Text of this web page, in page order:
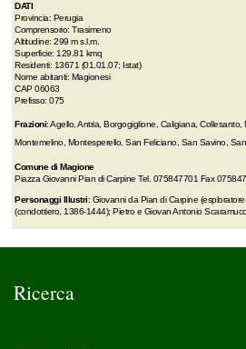
DATI
Provincia: Perugia
Comprensorio: Trasimeno
Altitudine: 299 m s.l.m.
Superficie: 129.81 kmq
Residenti: 13671 (01.01.07; Istat)
Nome abitanti: Magionesi
CAP 06063
Prefisso: 075
Frazioni: Agello, Antria, Borgogiglione, Caligiana,
Montemelino, Montesperello, San Feliciano, San Savino,
Comune di Magione
Piazza Giovanni Pian di Carpine Tel. 075847701 Fax
Personaggi Illustri: Giovanni da Pian di Carpine
(condottiero, 1386-1444); Pietro e Giovan Antonio
Ricerca